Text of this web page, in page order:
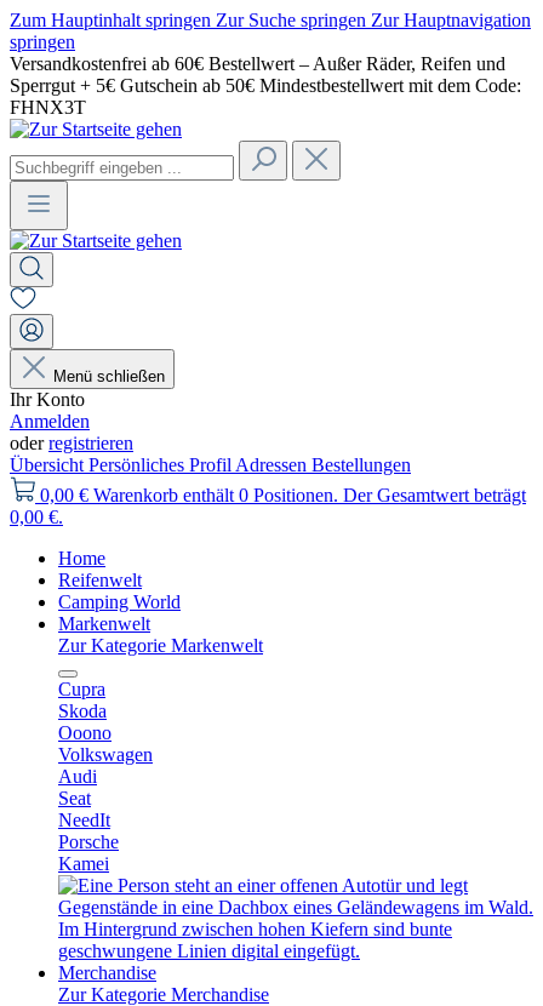
Zum Hauptinhalt springen Zur Suche springen Zur Hauptnavigation
springen
Versandkostenfrei ab 60€ Bestellwert – Außer Räder, Reifen und
Sperrgut + 5€ Gutschein ab 50€ Mindestbestellwert mit dem Code:
FHNX3T
Menü schließen
Ihr Konto
Anmelden
oderregistrieren
Übersicht Persönliches Profil Adressen Bestellungen
0,00 € Warenkorb enthält 0 Positionen. Der Gesamtwert beträgt
0,00 €.
Home
Reifenwelt
Camping World
Markenwelt
Zur Kategorie Markenwelt
Cupra
Skoda
Ooono
Volkswagen
Audi
Seat
NeedIt
Porsche
Kamei
Merchandise
Zur Kategorie Merchandise